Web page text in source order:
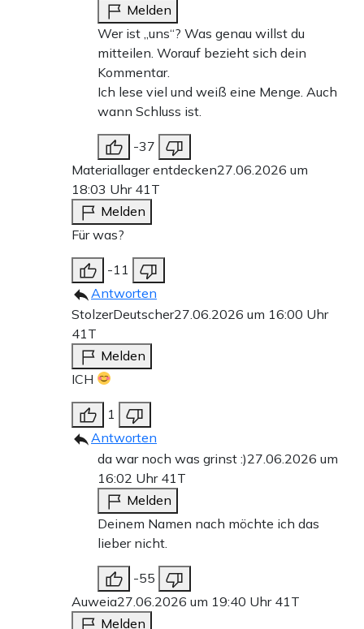
Melden
Wer ist „uns“? Was genau willst du
mitteilen. Worauf bezieht sich dein
Kommentar.
Ich lese viel und weiß eine Menge. Auch
wann Schluss ist.
-37
Materiallager entdecken27.06.2026 um
18:03 Uhr 41T
Melden
Für was?
-11
Antworten
StolzerDeutscher27.06.2026 um 16:00 Uhr
41T
Melden
ICH
1
Antworten
da war noch was grinst :)27.06.2026 um
16:02 Uhr 41T
Melden
Deinem Namen nach möchte ich das
lieber nicht.
-55
Auweia27.06.2026 um 19:40 Uhr 41T
Melden